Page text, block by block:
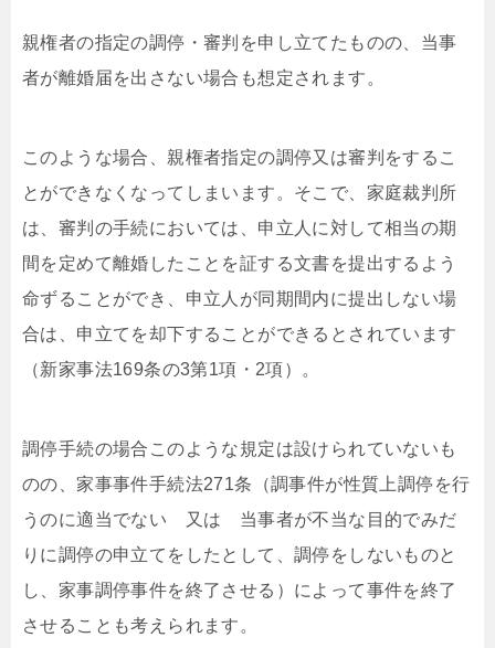
親権者の指定の調停・審判を申し立てたものの、当事
者が離婚届を出さない場合も想定されます。
このような場合、親権者指定の調停又は審判をするこ
とができなくなってしまいます。そこで、家庭裁判所
は、審判の手続においては、申立人に対して相当の期
間を定めて離婚したことを証する文書を提出するよう
命ずることができ、申立人が同期間内に提出しない場
合は、申立てを却下することができるとされています
（新家事法169条の3第1項・2項）。
調停手続の場合このような規定は設けられていないも
のの、家事事件手続法271条（調事件が性質上調停を行
うのに適当でない 又は 当事者が不当な目的でみだ
りに調停の申立てをしたとして、調停をしないものと
し、家事調停事件を終了させる）によって事件を終了
させることも考えられます。